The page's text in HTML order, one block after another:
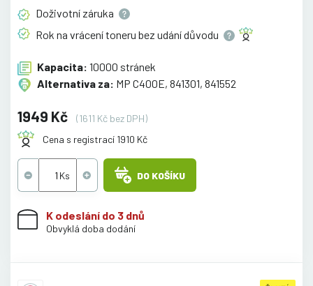
Doživotní záruka
Rok na vrácení toneru bez udánídůvodu
Kapacita: 10000 stránek
Alternativa za: MP C400E, 841301, 841552
1949 Kč
(1611 Kč bez DPH)
Cena s registrací 1910 Kč
DO KOŠÍKU
K odeslání do 3 dnů
Obvyklá doba dodání